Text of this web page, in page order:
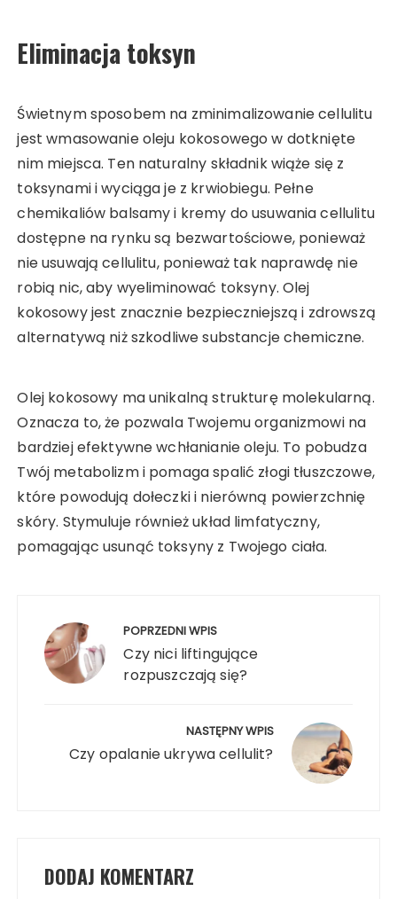
Eliminacja toksyn
Świetnym sposobem na zminimalizowanie cellulitu
jest wmasowanie oleju kokosowego w dotknięte
nim miejsca. Ten naturalny składnik wiąże się z
toksynami i wyciąga je z krwiobiegu. Pełne
chemikaliów balsamy i kremy do usuwania cellulitu
dostępne na rynku są bezwartościowe, ponieważ
nie usuwają cellulitu, ponieważ tak naprawdę nie
robią nic, aby wyeliminować toksyny. Olej
kokosowy jest znacznie bezpieczniejszą i zdrowszą
alternatywą niż szkodliwe substancje chemiczne.
Olej kokosowy ma unikalną strukturę molekularną.
Oznacza to, że pozwala Twojemu organizmowi na
bardziej efektywne wchłanianie oleju. To pobudza
Twój metabolizm i pomaga spalić złogi tłuszczowe,
które powodują dołeczki i nierówną powierzchnię
skóry. Stymuluje również układ limfatyczny,
pomagając usunąć toksyny z Twojego ciała.
wpisu POPRZEDNI WPIS
Czy nici liftingujące
rozpuszczają się?
NASTĘPNY WPIS
Czy opalanie ukrywa cellulit?
DODAJ KOMENTARZ